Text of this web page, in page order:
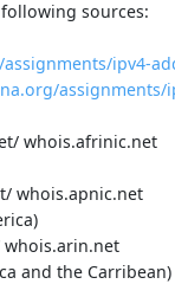
sources:
ipv4-
assignments/
whois.afrinic.net
whois.apnic.net
and the Carribean)